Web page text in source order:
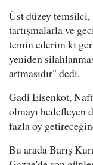
Üst düzey temsilci,
tartışmalarla ve
temin ederim ki
yeniden
artmasıdır" dedi.
Gadi Eisenkot,
olmayı
fazla oy
Bu arada Barış